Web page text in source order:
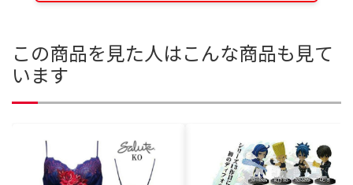
この商品を見た人はこんな商品も見て
います